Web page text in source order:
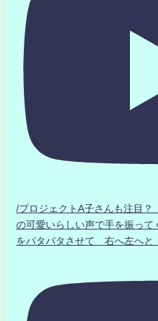
/プロジェクトA子さんも注
の可愛いらしい声で手を振っ
をパタパタさせて 右へ左へと